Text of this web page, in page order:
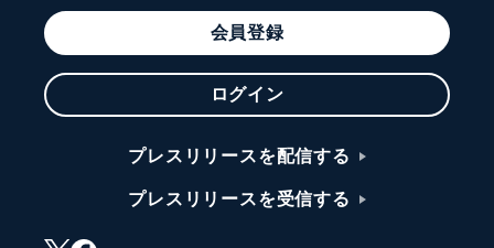
会員登録
ログイン
プレスリリースを配信する
プレスリリースを受信する